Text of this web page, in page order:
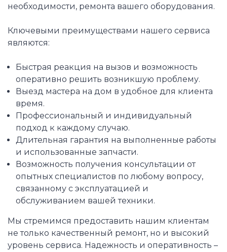
необходимости, ремонта вашего оборудования.
Ключевыми преимуществами нашего сервиса
являются:
Быстрая реакция на вызов и возможность
оперативно решить возникшую проблему.
Выезд мастера на дом в удобное для клиента
время.
Профессиональный и индивидуальный
подход к каждому случаю.
Длительная гарантия на выполненные работы
и использованные запчасти.
Возможность получения консультации от
опытных специалистов по любому вопросу,
связанному с эксплуатацией и
обслуживанием вашей техники.
Мы стремимся предоставить нашим клиентам
не только качественный ремонт, но и высокий
уровень сервиса. Надежность и оперативность –